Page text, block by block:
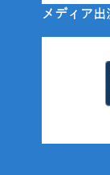
メディア出